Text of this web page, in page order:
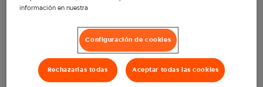
exentos de riesgo y no son una alternativa completamente segura
a fumar, ya que, con su uso el usuario sigue consumiendo nicotina,
una sustancia nociva y adictiva
información en nuestra
Configuración de cookies
Rechazarlas todas Aceptar todas las cookies